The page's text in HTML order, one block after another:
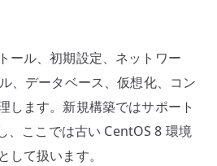
ール、初期設定、ネットワー
、データベース、仮想化、コン
します。新規構築ではサポート
、ここでは古い CentOS 8 環境
して扱います。